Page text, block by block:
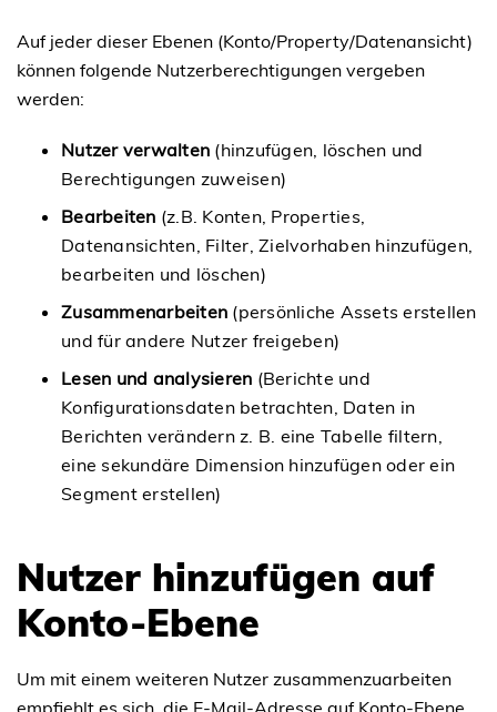
Auf jeder dieser Ebenen (Konto/Property/Datenansicht)
können folgende Nutzerberechtigungen vergeben
werden:
Nutzer verwalten (hinzufügen, löschen und
Berechtigungen zuweisen)
Bearbeiten (z.B. Konten, Properties,
Datenansichten, Filter, Zielvorhaben hinzufügen,
bearbeiten und löschen)
Zusammenarbeiten (persönliche Assets erstellen
und für andere Nutzer freigeben)
Lesen und analysieren (Berichte und
Konfigurationsdaten betrachten, Daten in
Berichten verändern z. B. eine Tabelle filtern,
eine sekundäre Dimension hinzufügen oder ein
Segment erstellen)
Nutzer hinzufügen auf
Konto-Ebene
Um mit einem weiteren Nutzer zusammenzuarbeiten